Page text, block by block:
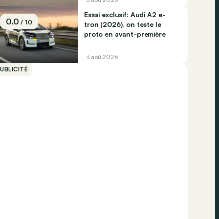
0.0/ 10
Essai exclusif: Audi A2 e-
tron (2026), on teste le
proto en avant-première
3 aoû 2026